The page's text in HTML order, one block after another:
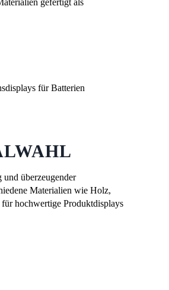
gefertigt als
überzeugender
Materialien wie Holz,
hochwertige Produktdisplays